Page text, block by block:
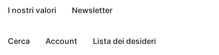
I nostri valori
Newsletter
Cerca Account
Lista dei desideri